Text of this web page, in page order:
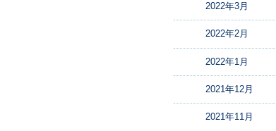
2022年3月
2022年2月
2022年1月
2021年12月
2021年11月